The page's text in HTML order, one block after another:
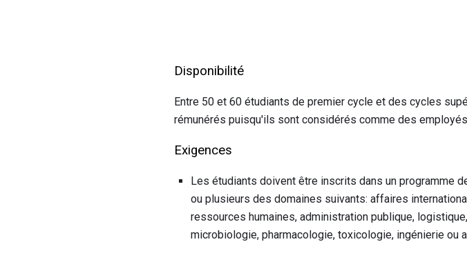
Disponibilité
Entre 50 et 60 étudiants de premier cycle et des cycles
rémunérés puisqu'ils sont considérés comme des
Exigences
Les étudiants doivent être inscrits dans un programme
ou plusieurs des domaines suivants: affaires
ressources humaines, administration publique,
microbiologie, pharmacologie, toxicologie, ingénierie ou